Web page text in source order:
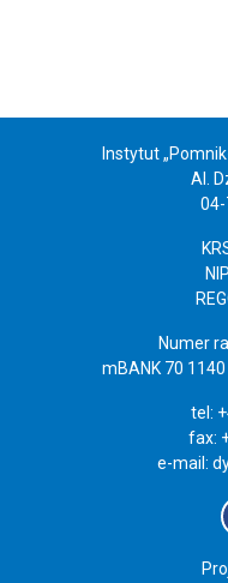
Instytut
Al.
Numer
mBANK 70
tel:
fax:
e-mail: